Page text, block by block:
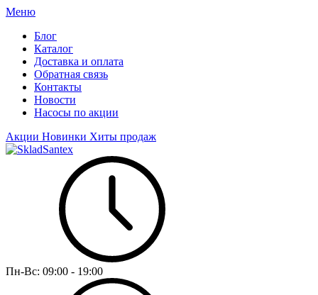
Меню
Блог
Каталог
Доставка и оплата
Обратная связь
Контакты
Новости
Насосы по акции
Акции Новинки Хиты продаж
Пн-Вс: 09:00 - 19:00